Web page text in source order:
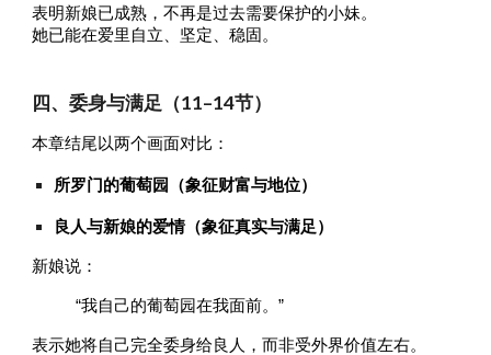
表明新娘已成熟，不再是过去需要保护的小妹。
她已能在爱里自立、坚定、稳固。
四、委身与满足（11–14节）
本章结尾以两个画面对比：
所罗门的葡萄园（象征财富与地位）
良人与新娘的爱情（象征真实与满足）
新娘说：
“我自己的葡萄园在我面前。”
表示她将自己完全委身给良人，而非受外界价值左右。